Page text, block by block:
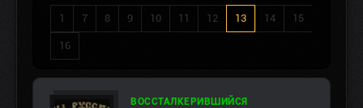
1 7 8 9 10 11 12 13 14 15
16
ВОССТАЛКЕРИВШИЙСЯ